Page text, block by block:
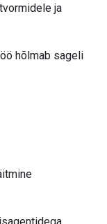
ja
hõlmab sageli